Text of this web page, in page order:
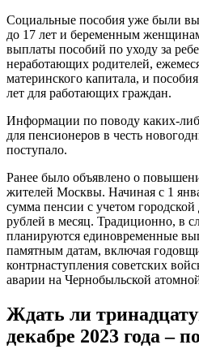
Социальные пособия уже были
до 17 лет и беременным
выплаты пособий по уходу за
неработающих родителей,
материнского капитала, и
лет для работающих граждан.
Информации по поводу каких-
для пенсионеров в честь
поступало.
Ранее было объявлено о
жителей Москвы. Начиная с 1
сумма пенсии с учетом
рублей в месяц. Традиционно, в
планируются единовременные
памятным датам, включая
контрнаступления советских
аварии на Чернобыльской
Ждать ли
декабре 2023 года –